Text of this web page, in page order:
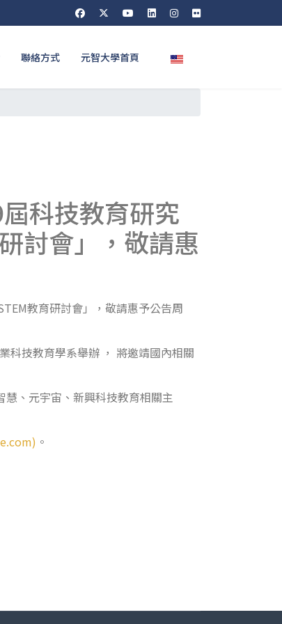
聯絡方式 元智大學首頁 選擇你的語言
科技教育研究
討會」，敬請惠
教育研討會」，敬請惠予公告周
科技教育學系舉辦 ， 將邀靖國內相關
、元宇宙、新興科技教育相關主
。